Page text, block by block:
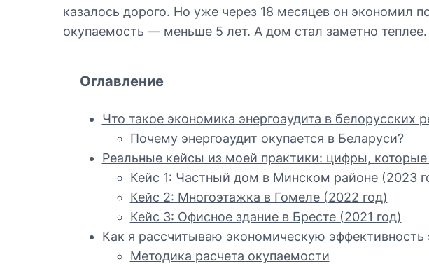
казалось дорого. Но уже через 18 месяцев он экономил
окупаемость — меньше 5 лет. А дом стал заметно теплее.
Оглавление
Что такое экономика энергоаудита в белорусских
Почему энергоаудит окупается в Беларуси?
Реальные кейсы из моей практики: цифры, которые
Кейс 1: Частный дом в Минском районе (2023
Кейс 2: Многоэтажка в Гомеле (2022 год)
Кейс 3: Офисное здание в Бресте (2021 год)
Как я рассчитываю экономическую эффективность
Методика расчета окупаемости